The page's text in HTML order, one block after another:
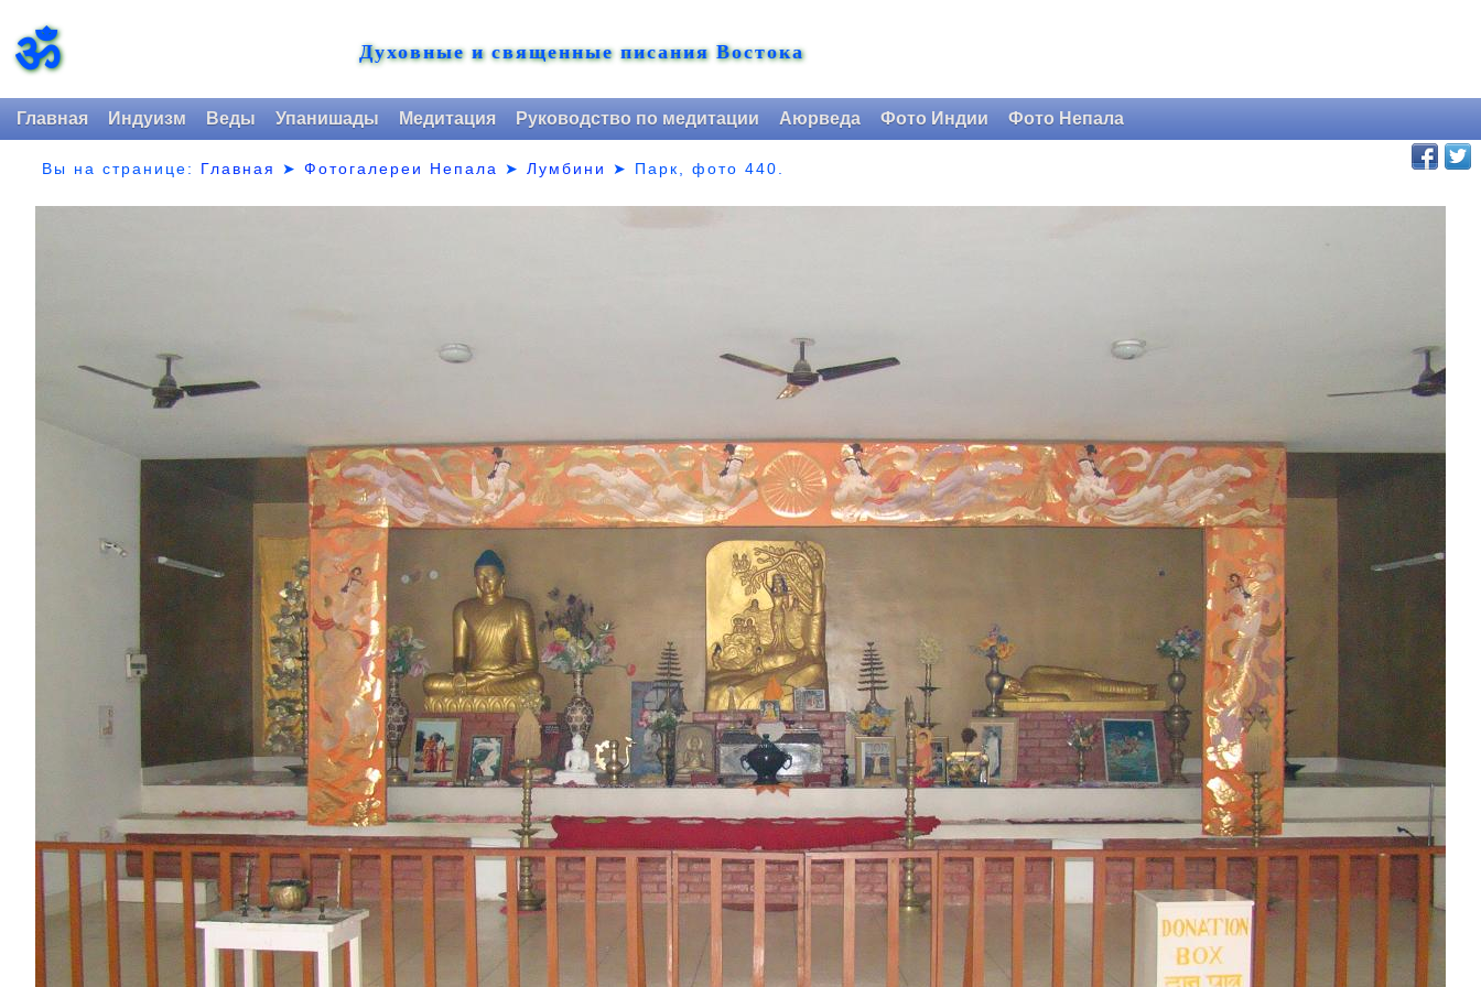
ॐ Духовные и священные писания Востока
Главная Индуизм Веды Упанишады Медитация Руководство по медитации Аюрведа Фото Индии Фото Непала
Вы на странице: Главная ➤Фотогалереи Непала ➤Лумбини ➤ Парк,фото 440.